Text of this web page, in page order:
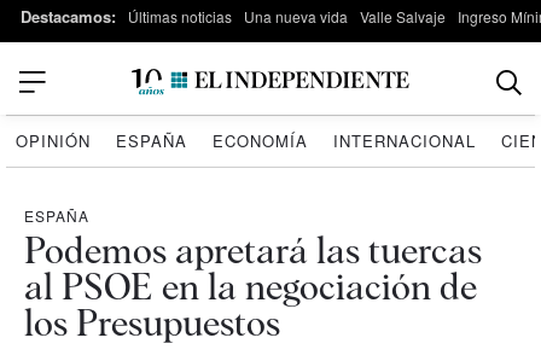
Destacamos: Últimas noticias Una nueva vida Valle Salvaje Ingreso
OPINIÓN ESPAÑA ECONOMÍA INTERNACIONAL
ESPAÑA
Podemos apretará las tuercas
al PSOE en la negociación de
los Presupuestos